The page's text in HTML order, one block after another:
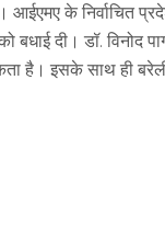
के निर्वाचित
बधाई दी। डॉ. विनोद
है। इसके साथ ही